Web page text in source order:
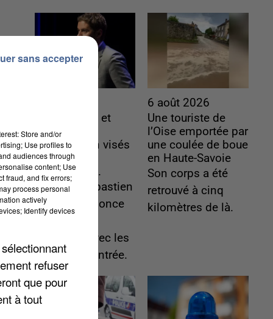
Gabriel Attal et
Raphaël
Glucksmann visés
par des
ingérences...
Sollicité, Sébastien
Lecornu annonce
commun" avec les
partis à la rentrée.
6 août 2026
Une touriste de
l’Oise emportée par
une coulée de boue
en Haute-Savoie
Son corps a été
retrouvé à cinq
kilomètres de là.
Store and/or
Use profiles to
audiences through
content; Use
fraud, and fix errors;
process personal
actively
Identify devices
refuser
que pour
à tout
sans accepter